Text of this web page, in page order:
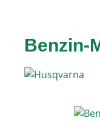
Benzin-
Bildergalerie